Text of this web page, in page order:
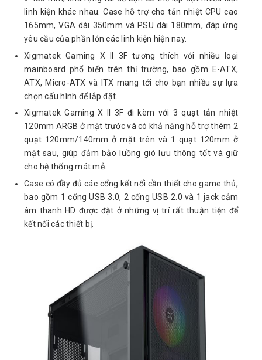
linh kiện khác nhau. Case hỗ trợ cho tản nhiệt CPU cao
165mm, VGA dài 350mm và PSU dài 180mm, đáp ứng
yêu cầu của phần lớn các linh kiện hiện nay.
Xigmatek Gaming X II 3F tương thích với nhiều loại
mainboard phổ biến trên thị trường, bao gồm E-ATX,
ATX, Micro-ATX và ITX mang tới cho bạn nhiều sự lựa
chọn cấu hình để lắp đặt.
Xigmatek Gaming X II 3F đi kèm với 3 quạt tản nhiệt
120mm ARGB ở mặt trước và có khả năng hỗ trợ thêm 2
quạt 120mm/140mm ở mặt trên và 1 quạt 120mm ở
mặt sau, giúp đảm bảo luồng gió lưu thông tốt và giữ
cho hệ thống mát mẻ.
Case có đầy đủ các cổng kết nối cần thiết cho game thủ,
bao gồm 1 cổng USB 3.0, 2 cổng USB 2.0 và 1 jack cắm
âm thanh HD được đặt ở những vị trí rất thuận tiện để
kết nối các thiết bị.